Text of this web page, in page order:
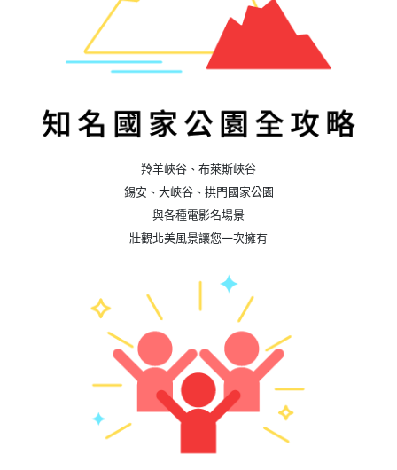
羚羊峽谷、布萊斯峽谷
錫安、大峽谷、拱門國家公園
與各種電影名場景
壯觀北美風景讓您一次擁有